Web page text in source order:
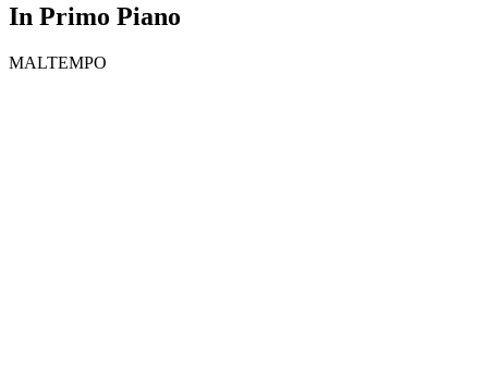
In Primo Piano
MALTEMPO